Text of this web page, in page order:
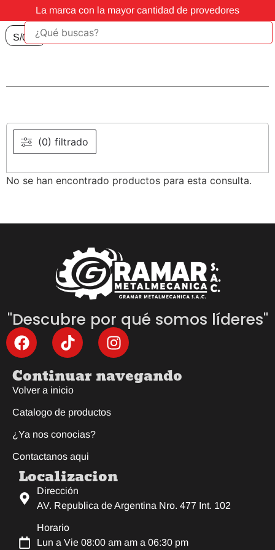
La marca con la mayor cantidad de provedores
S/0.00
(0) filtrado
No se han encontrado productos para esta consulta.
"Descubre por qué somos líderes"
Continuar navegando
Volver a inicio
Catalogo de productos
¿Ya nos conocias?
Contactanos aqui
Localizacion
Dirección
AV. Republica de Argentina Nro. 477 Int. 102
Horario
Lun a Vie 08:00 am am a 06:30 pm